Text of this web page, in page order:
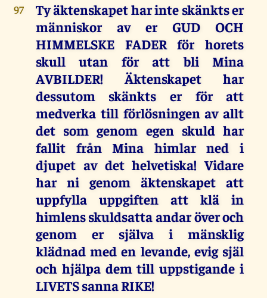
97
Ty äktenskapet har inte skänkts er
människor av er GUD OCH
HIMMELSKE FADER för horets
skull utan för att bli Mina
AVBILDER! Äktenskapet har
dessutom skänkts er för att
medverka till förlösningen av allt
det som genom egen skuld har
fallit från Mina himlar ned i
djupet av det helvetiska! Vidare
har ni genom äktenskapet att
uppfylla uppgiften att klä in
himlens skuldsatta andar över och
genom er själva i mänsklig
klädnad med en levande, evig själ
och hjälpa dem till uppstigande i
LIVETS sanna RIKE!